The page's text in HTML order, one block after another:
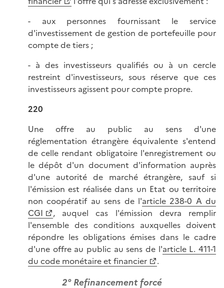
- aux personnes fournissant le service
d'investissement de gestion de portefeuille pour
compte de tiers ;
- à des investisseurs qualifiés ou à un cercle
restreint d'investisseurs, sous réserve que ces
investisseurs agissent pour compte propre.
220
Une offre au public au sens d'une
réglementation étrangère équivalente s'entend
de celle rendant obligatoire l'enregistrement ou
le dépôt d'un document d'information auprès
d'une autorité de marché étrangère, sauf si
l'émission est réalisée dans un Etat ou territoire
non coopératif au sens de l'article 238-0 A du
CGI
, auquel cas l'émission devra remplir
l'ensemble des conditions auxquelles doivent
répondre les obligations émises dans le cadre
d'une offre au public au sens de l'article L. 411-1
du code monétaire et financier
.
2° Refinancement forcé